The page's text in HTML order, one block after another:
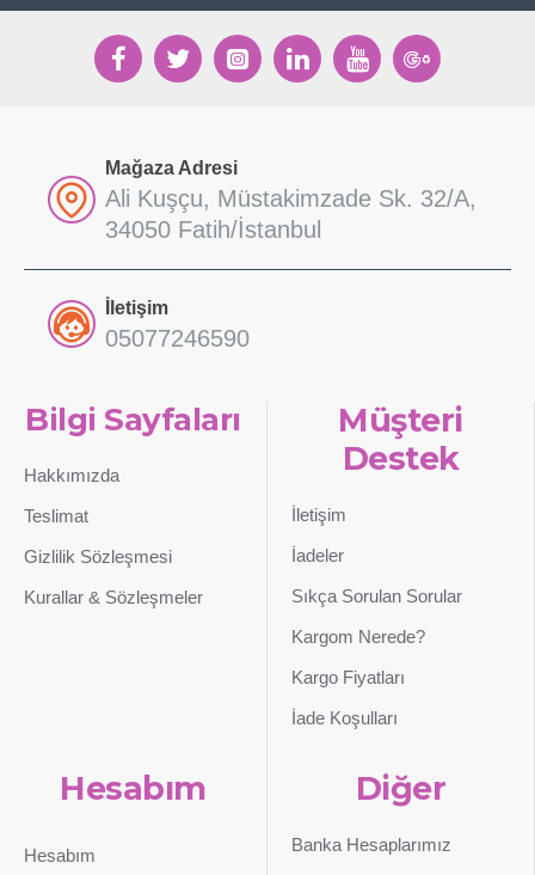
Mağaza Adresi
Ali Kuşçu, Müstakimzade Sk. 32/A,
34050 Fatih/İstanbul
İletişim
05077246590
Bilgi Sayfaları
Hakkımızda
Teslimat
Gizlilik Sözleşmesi
Kurallar & Sözleşmeler
Müşteri
Destek
İletişim
İadeler
Sıkça Sorulan Sorular
Kargom Nerede?
Kargo Fiyatları
İade Koşulları
Hesabım
Hesabım
Diğer
Banka Hesaplarımız